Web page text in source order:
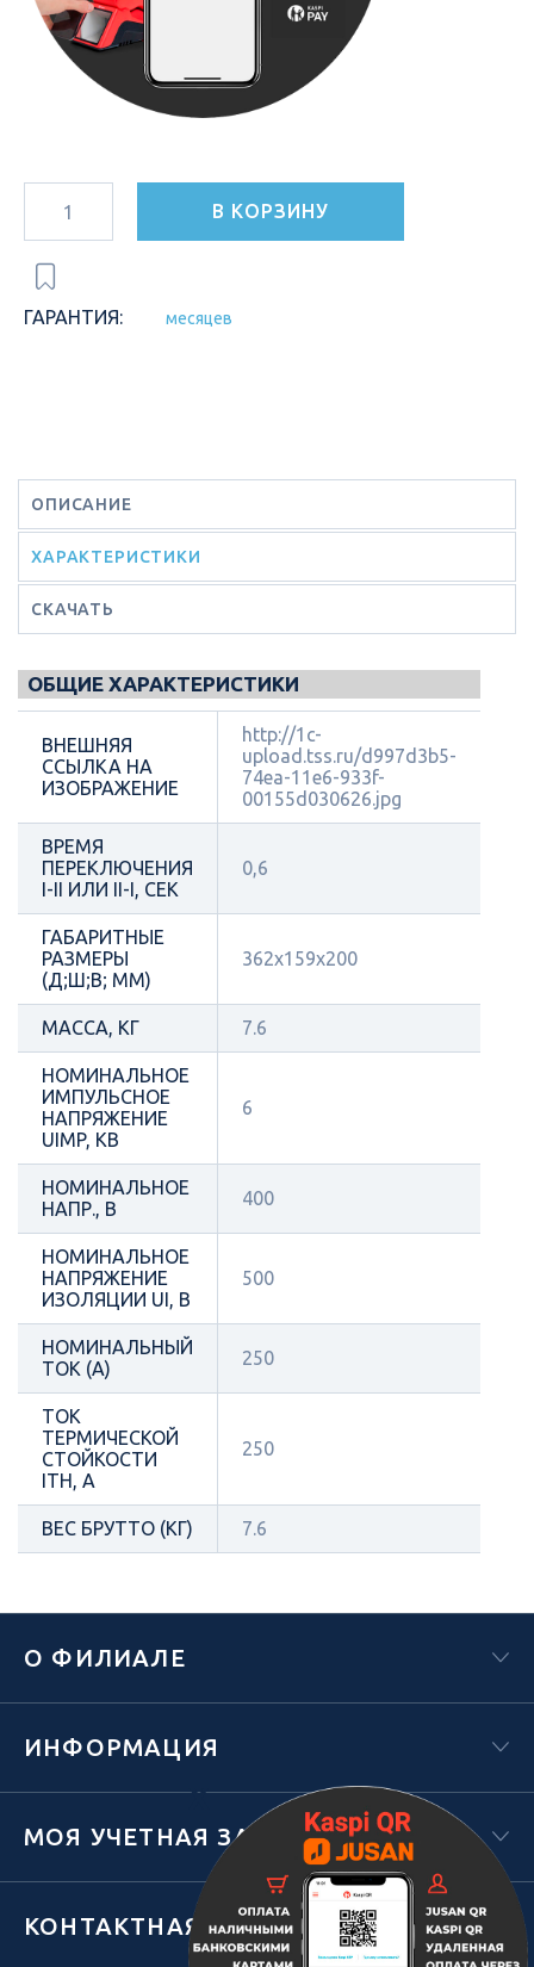
В КОРЗИНУ
ГАРАНТИЯ: месяцев
ОПИСАНИЕ
ХАРАКТЕРИСТИКИ
СКАЧАТЬ
ОБЩИЕ ХАРАКТЕРИСТИКИ
ВНЕШНЯЯ
ССЫЛКА НА
ИЗОБРАЖЕНИЕ
http://1c-
upload.tss.ru/d997d3b5-
74ea-11e6-933f-
00155d030626.jpg
ВРЕМЯ
ПЕРЕКЛЮЧЕНИЯ
I-II ИЛИ II-I, СЕК
0,6
ГАБАРИТНЫЕ
РАЗМЕРЫ
(Д;Ш;В; ММ)
362х159х200
МАССА, КГ 7.6
НОМИНАЛЬНОЕ
ИМПУЛЬСНОЕ
НАПРЯЖЕНИЕ
UIMP, КВ
6
НОМИНАЛЬНОЕ
НАПР., В
400
НОМИНАЛЬНОЕ
НАПРЯЖЕНИЕ
ИЗОЛЯЦИИ UI, В
500
НОМИНАЛЬНЫЙ
ТОК (А)
250
ТОК
ТЕРМИЧЕСКОЙ
СТОЙКОСТИ
ITH, A
250
ВЕС БРУТТО (КГ) 7.6
Х
О ФИЛИАЛЕ
ИНФОРМАЦИЯ
МОЯ УЧЕТНАЯ ЗАПИСЬ
КОНТАКТНАЯ ИНФОРМАЦИЯ